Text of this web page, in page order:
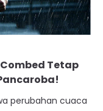
Tetap
perubahan cuaca